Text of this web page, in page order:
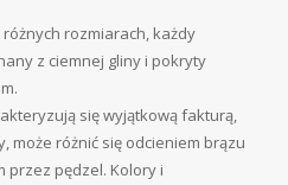
różnych rozmiarach, każdy
z ciemnej gliny i pokryty
się wyjątkową fakturą,
może różnić się odcieniem brązu
przez pędzel. Kolory i